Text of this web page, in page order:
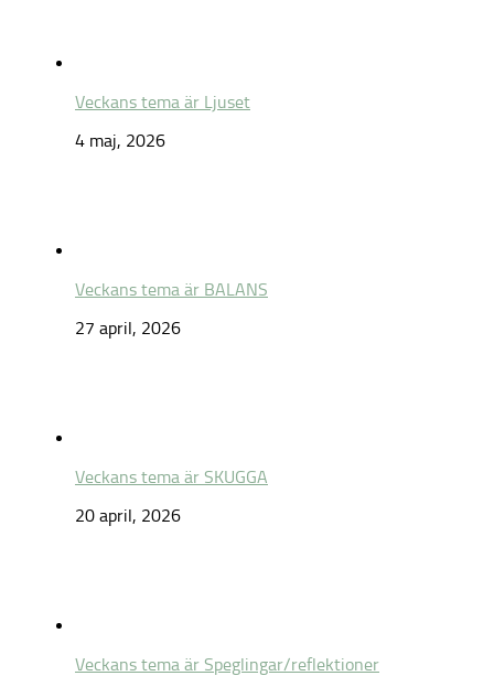
Veckans tema är Ljuset
4 maj, 2026
Veckans tema är BALANS
27 april, 2026
Veckans tema är SKUGGA
20 april, 2026
Veckans tema är Speglingar/reflektioner